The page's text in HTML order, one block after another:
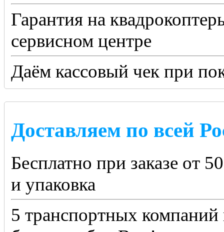
Гарантия на
сервисном центре
Даём кассовый чек при
Доставляем по всей
Бесплатно при заказе от
и упаковка
5 транспортных